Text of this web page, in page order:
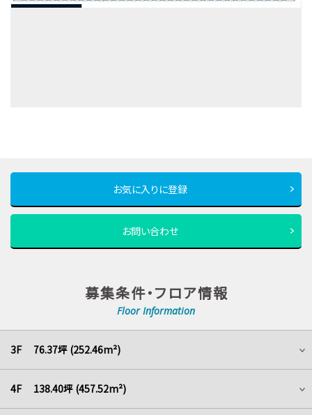
お気に入りに登録
お問い合わせ
募集条件・フロア情報
Floor Information
3F 76.37坪 (252.46m²)
4F 138.40坪 (457.52m²)